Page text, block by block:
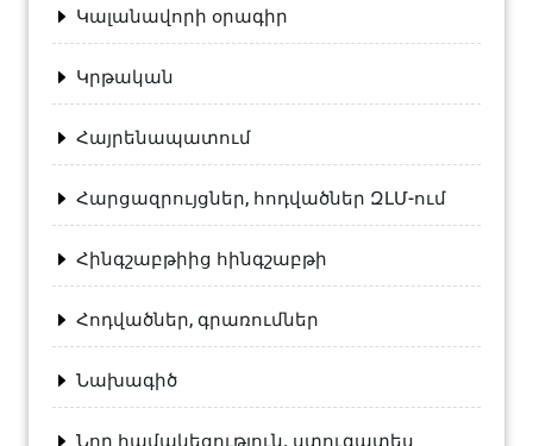
Կալանավորի օրագիր
Կրթական
Հայրենապատում
Հարցազրույցներ, հոդվածներ ԶԼՄ-ում
Հինգշաբթիից հինգշաբթի
Հոդվածներ, գրառումներ
Նախագիծ
Նոր համակեցություն. ստուգատես